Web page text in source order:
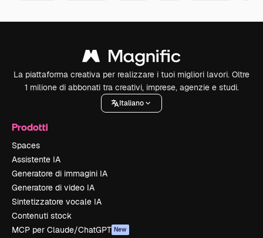
La piattaforma creativa per realizzare i tuoi migliori lavori. Oltre
1 milione di abbonati tra creativi, imprese, agenzie e studi.
Italiano
Prodotti
Spaces
Assistente IA
Generatore di immagini IA
Generatore di video IA
Sintetizzatore vocale IA
Contenuti stock
MCP per Claude/ChatGPT New